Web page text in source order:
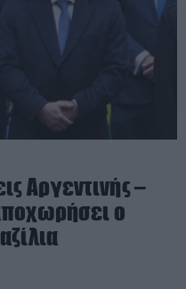
Αργεντινής –
ο